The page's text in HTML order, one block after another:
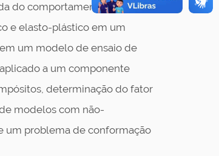
do comportamento
e elasto-plástico em um
um modelo de ensaio de
a um componente
determinação do fator
modelos com não-
um problema de conformação